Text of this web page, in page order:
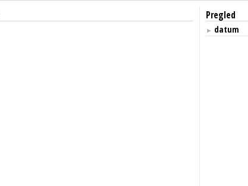
Pregled
► datum